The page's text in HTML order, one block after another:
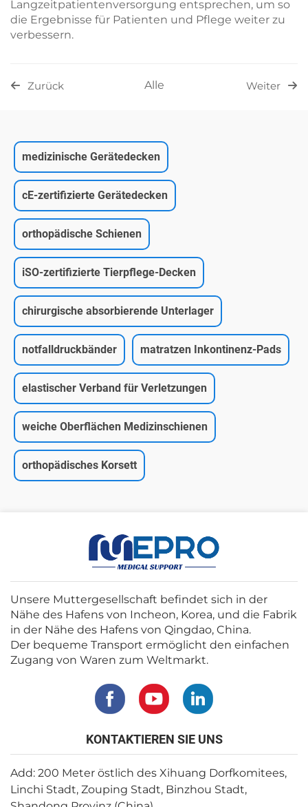
Langzeitpatientenversorgung entsprechen, um so
die Ergebnisse für Patienten und Pflege weiter zu
verbessern.
Zurück Alle Weiter
medizinische Gerätedecken
cE-zertifizierte Gerätedecken
orthopädische Schienen
iSO-zertifizierte Tierpflege-Decken
chirurgische absorbierende Unterlager
notfalldruckbänder matratzen Inkontinenz-Pads
elastischer Verband für Verletzungen
weiche Oberflächen Medizinschienen
orthopädisches Korsett
Unsere Muttergesellschaft befindet sich in der
Nähe des Hafens von Incheon, Korea, und die Fabrik
in der Nähe des Hafens von Qingdao, China.
Der bequeme Transport ermöglicht den einfachen
Zugang von Waren zum Weltmarkt.
KONTAKTIEREN SIE UNS
Add: 200 Meter östlich des Xihuang Dorfkomitees,
Linchi Stadt, Zouping Stadt, Binzhou Stadt,